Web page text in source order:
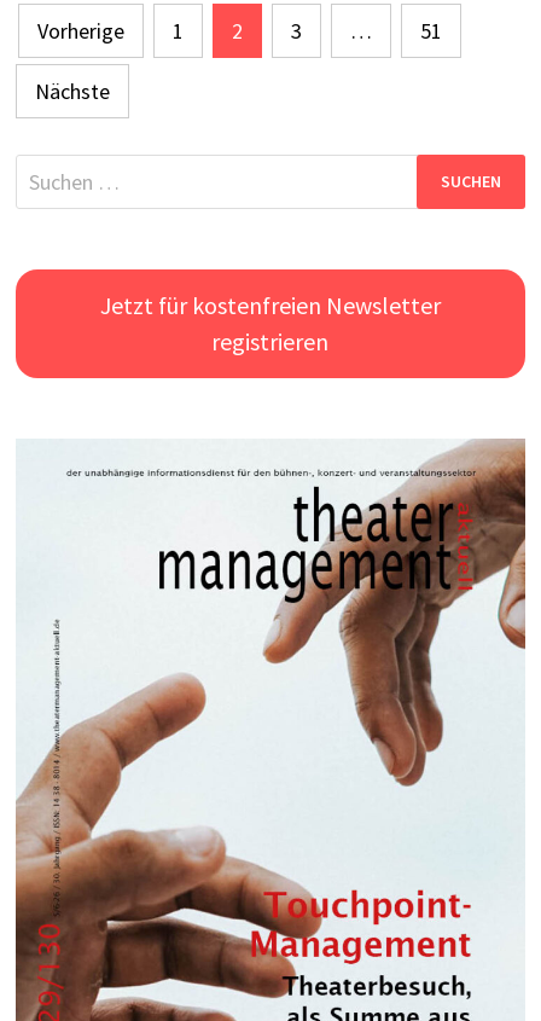
Seitennummerierung
der
Beiträge
Vorherige 1 2 3 … 51
Nächste
Suchen
nach:
Jetzt für kostenfreien Newsletter
registrieren